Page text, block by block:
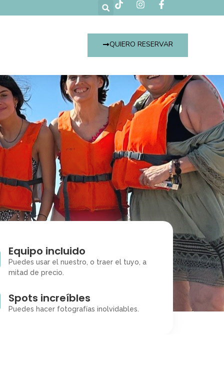
QUIERO RESERVAR
Equipo incluido
Puedes usar el nuestro, o traer el tuyo, a
mitad de precio.
Spots increíbles
Puedes hacer fotografías inolvidables.